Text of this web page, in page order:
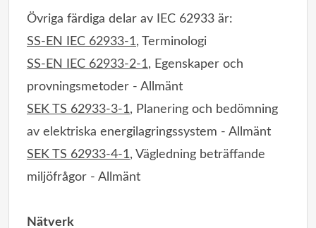
Övriga färdiga delar av IEC 62933 är:
SS-EN IEC 62933-1, Terminologi
SS-EN IEC 62933-2-1, Egenskaper och
provningsmetoder - Allmänt
SEK TS 62933-3-1, Planering och bedömning
av elektriska energilagringssystem - Allmänt
SEK TS 62933-4-1, Vägledning beträffande
miljöfrågor - Allmänt
Nätverk